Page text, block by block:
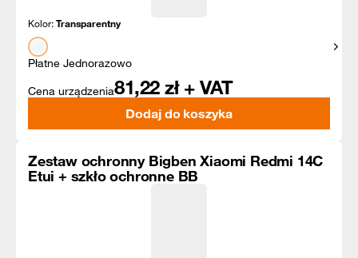
Kolor:Transparentny
Płatne Jednorazowo
Cena urządzenia81,22 zł + VAT
Dodaj do koszyka
Zestaw ochronny Bigben Xiaomi Redmi 14C
Etui + szkło ochronne BB